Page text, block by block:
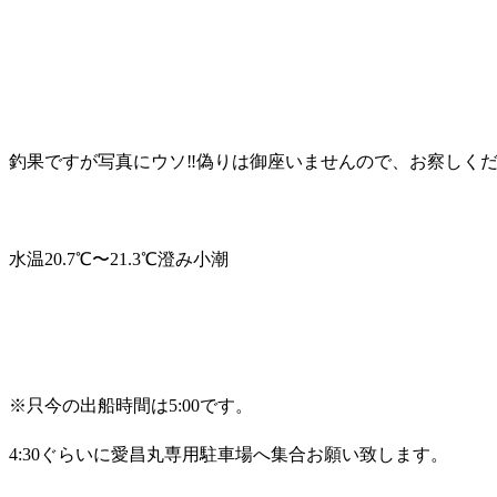
釣果ですが写真にウソ‼️偽りは御座いませんので、お察しく
水温20.7℃〜21.3℃澄み小潮
※只今の出船時間は5:00です。
4:30ぐらいに愛昌丸専用駐車場へ集合お願い致します。